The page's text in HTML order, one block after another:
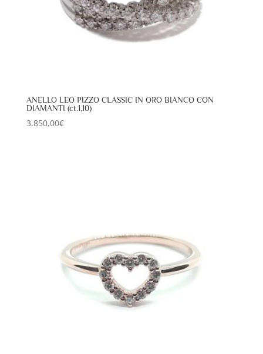
ANELLO LEO PIZZO CLASSIC IN ORO BIANCO CON
DIAMANTI (ct.1,10)
3.850,00€